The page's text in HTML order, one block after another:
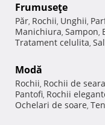
Frumuseţe
Păr, Rochii, Unghii,
Manichiura, Sampon,
Tratament celulita,
Modă
Rochii, Rochii de seara
Pantofi, Rochii
Ochelari de soare,